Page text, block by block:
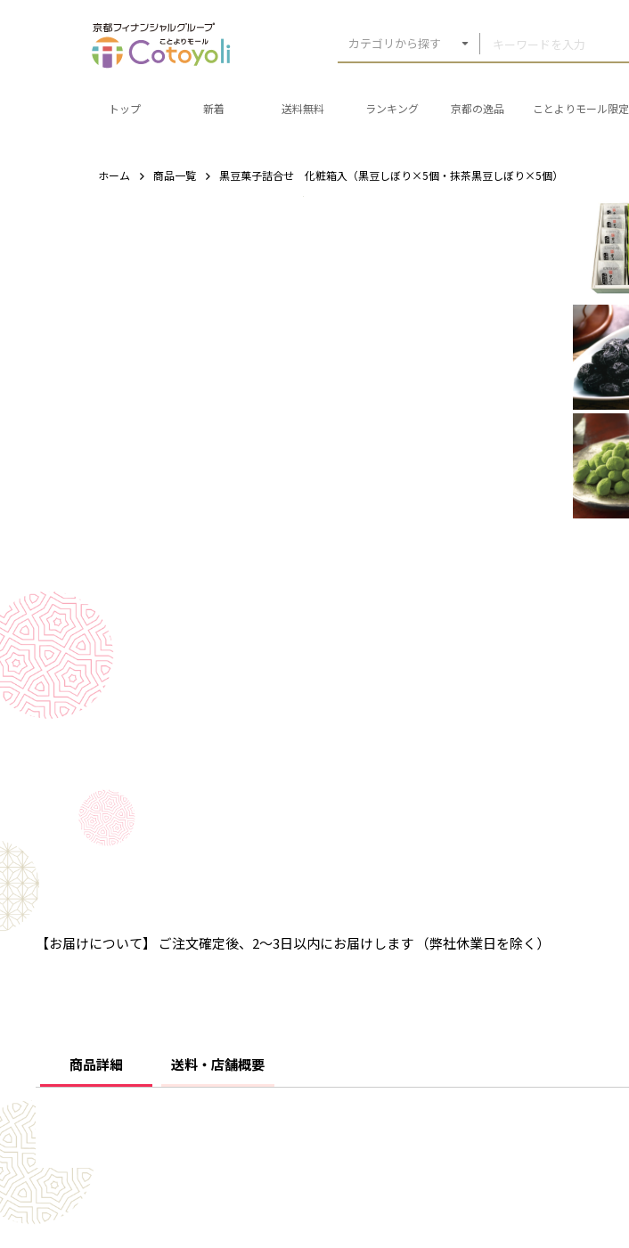
カテゴリから探す
トップ 新着 送料無料 ランキング 京都の逸品 ことよりモール限定
ホーム 商品一覧 黒豆菓子詰合せ 化粧箱入（黒豆しぼり×5個・抹茶黒豆しぼり×5個）
【お届けについて】 ご注文確定後、2～3日以内にお届けします （弊社休業日を除く）
商品詳細 送料・店舗概要